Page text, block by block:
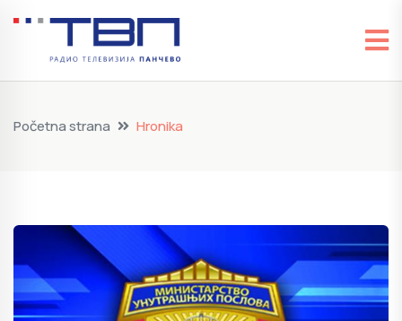
Početna strana Hronika